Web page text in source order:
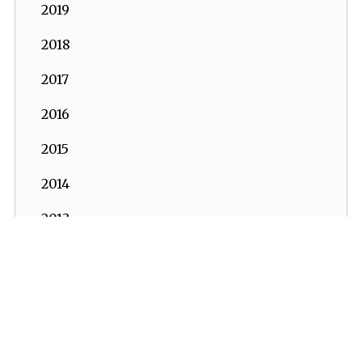
2019
2018
2017
2016
2015
2014
2013